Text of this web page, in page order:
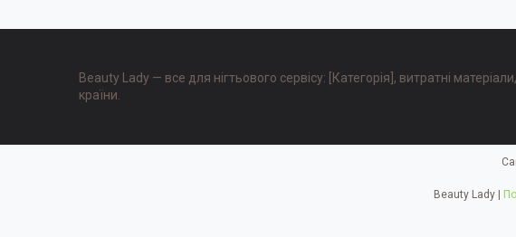
Beauty Lady — все для нігтьового сервісу: [Категорія], витратні
країни.